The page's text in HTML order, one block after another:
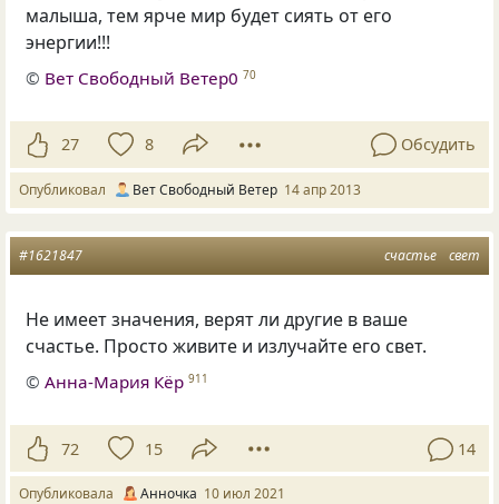
малыша, тем ярче мир будет сиять от его
энергии!!!
© Вет Свободный Ветер0 70
27 8 Обсудить
Опубликовал Вет Свободный Ветер 14 апр 2013
счастье свет
#1621847
Не имеет значения, верят ли другие в ваше
счастье. Просто живите и излучайте его свет.
©Анна-Мария Кёр 911
72 15 14
Опубликовала Анночка 10 июл 2021